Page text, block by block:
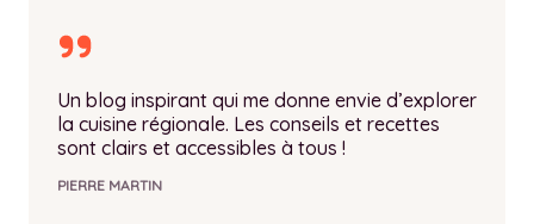
Un blog inspirant qui me donne envie d’explorer
la cuisine régionale. Les conseils et recettes
sont clairs et accessibles à tous !
PIERRE MARTIN